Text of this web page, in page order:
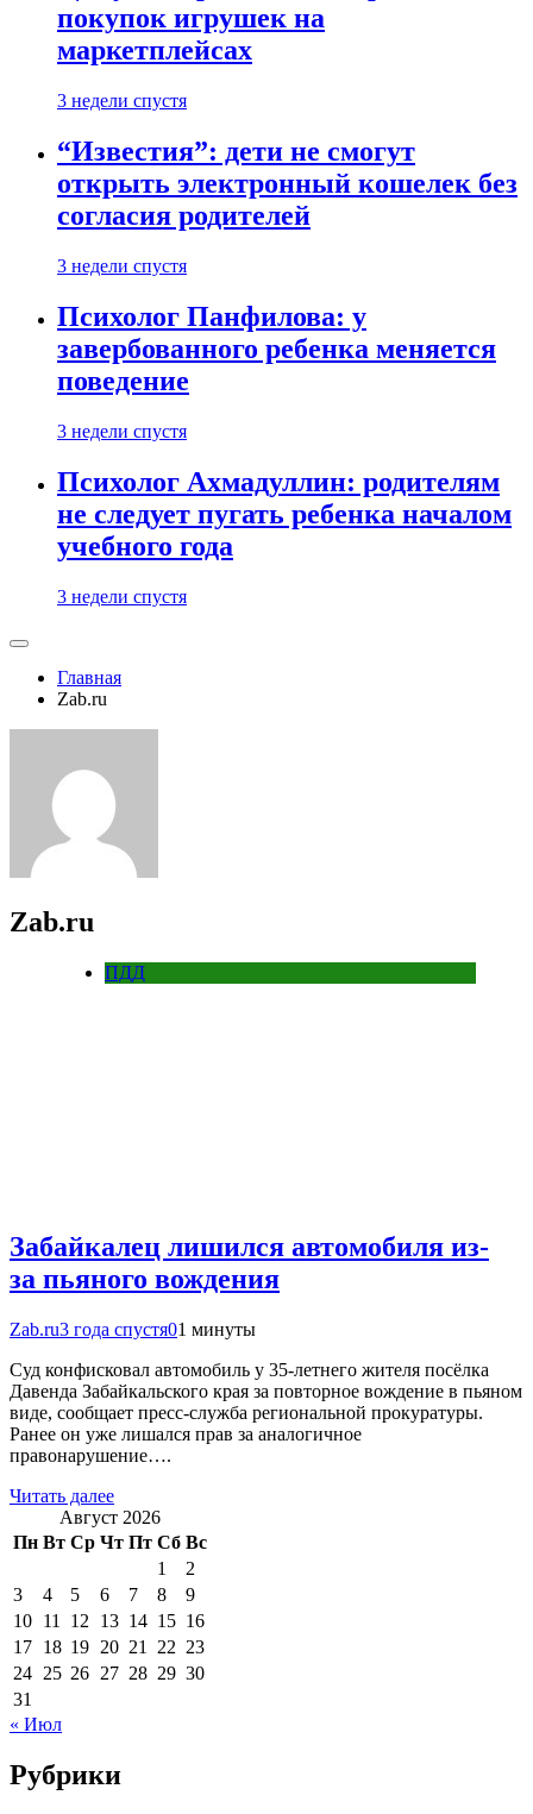
покупок игрушек на
маркетплейсах
3 недели спустя
“Известия”: дети не смогут
открыть электронный кошелек без
согласия родителей
3 недели спустя
Психолог Панфилова: у
завербованного ребенка меняется
поведение
3 недели спустя
Психолог Ахмадуллин: родителям
не следует пугать ребенка началом
учебного года
3 недели спустя
Главная
Zab.ru
Zab.ru
ПДД
Забайкалец лишился автомобиля из-
за пьяного вождения
Zab.ru3 года спустя01 минуты
Суд конфисковал автомобиль у 35-летнего жителя посёлка
Давенда Забайкальского края за повторное вождение в пьяном
виде, сообщает пресс-служба региональной прокуратуры.
Ранее он уже лишался прав за аналогичное
правонарушение….
Читать далее
Август 2026
Пн Вт Ср Чт Пт Сб Вс
1
2
3
4 5 6 7 8
9
10 11 12 13 14 15 16
17 18 19 20 21 22 23
24 25 26 27 28 29 30
31
« Июл
Рубрики